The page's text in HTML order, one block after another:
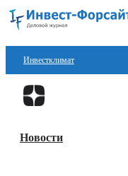
Инвестклимат
Финансы
Блокчейн
Новости